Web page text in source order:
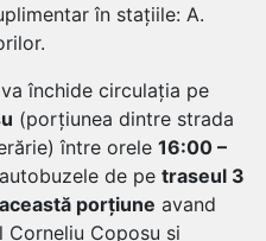
în stațiile: A.
închide circulația pe
(porțiunea dintre strada
între orele 16:00 –
de pe traseul 3
porțiune avand
Corneliu Coposu și